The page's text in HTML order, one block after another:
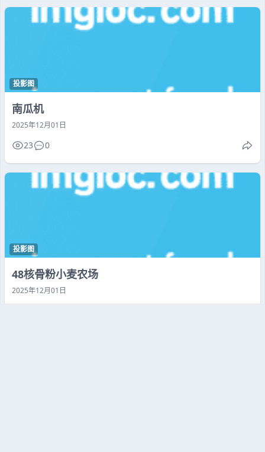
投影图
南瓜机
2025年12月01日
23 0
投影图
48核骨粉小麦农场
2025年12月01日